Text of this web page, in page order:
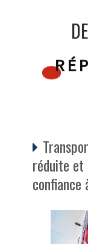
réduite
confiance